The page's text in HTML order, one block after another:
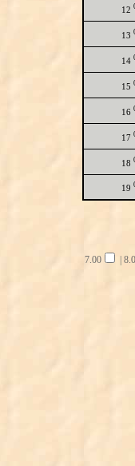
12
13
14
15
16
17
18
19
7.00